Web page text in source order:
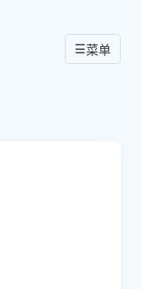
☰菜单